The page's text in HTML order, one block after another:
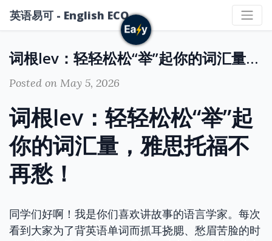
英语易可 - English ECO
词根lev：轻轻松松“举”起你的词汇量，雅思托福不再愁！
Posted on May 5, 2026
词根lev：轻轻松松“举”起
你的词汇量，雅思托福不
再愁！
同学们好啊！我是你们喜欢讲故事的语言学家。每次
看到大家为了背英语单词而抓耳挠腮、愁眉苦脸的时